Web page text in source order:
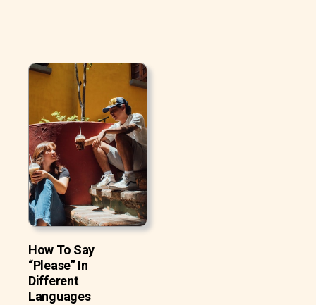
How To Say
“Please” In
Different
Languages